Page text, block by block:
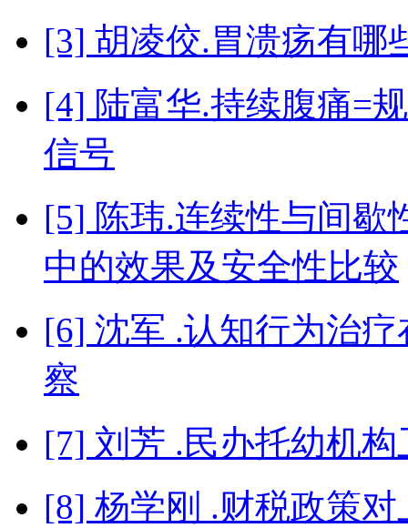
[3] 胡凌佼.胃溃疡有哪
[4] 陆富华.持续腹痛=
信号
[5] 陈玮.连续性与间歇
中的效果及安全性比较
[6] 沈军 .认知行为治
察
[7] 刘芳 .民办托幼机
[8] 杨学刚 .财税政策